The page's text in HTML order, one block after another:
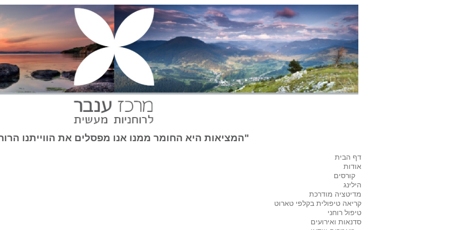
"המציאות היא החומר ממנו אנו מפסלים את הווייתנו
דף הבית
אודות
קורסים
הילינג
מדיטציה מודרכת
קריאה טיפולית בקלפי טארוט
טיפול רוחני
סדנאות ואירועים